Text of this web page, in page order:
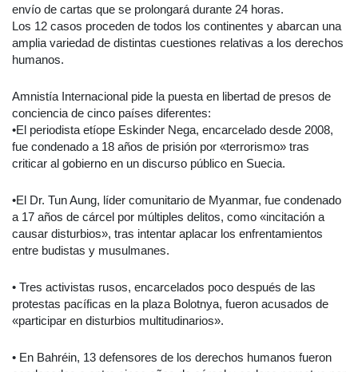
envío de cartas que se prolongará durante 24 horas.
Los 12 casos proceden de todos los continentes y abarcan una
amplia variedad de distintas cuestiones relativas a los derechos
humanos.
Amnistía Internacional pide la puesta en libertad de presos de
conciencia de cinco países diferentes:
•El periodista etíope Eskinder Nega, encarcelado desde 2008,
fue condenado a 18 años de prisión por «terrorismo» tras
criticar al gobierno en un discurso público en Suecia.
•El Dr. Tun Aung, líder comunitario de Myanmar, fue condenado
a 17 años de cárcel por múltiples delitos, como «incitación a
causar disturbios», tras intentar aplacar los enfrentamientos
entre budistas y musulmanes.
• Tres activistas rusos, encarcelados poco después de las
protestas pacíficas en la plaza Bolotnya, fueron acusados de
«participar en disturbios multitudinarios».
• En Bahréin, 13 defensores de los derechos humanos fueron